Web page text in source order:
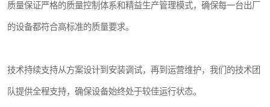
质量保证严格的质量控制体系和精益生产管理模式，确保每一台出厂
的设备都符合高标准的质量要求。
技术持续支持从方案设计到安装调试，再到运营维护，我们的技术团
队提供全程支持，确保设备始终处于较佳运行状态。